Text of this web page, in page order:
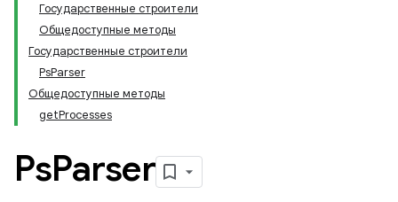
Государственные строители
Общедоступные методы
Государственные строители
PsParser
Общедоступные методы
getProcesses
PsParser